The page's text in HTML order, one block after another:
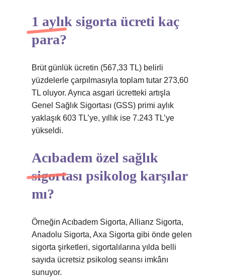
1 aylık sigorta ücreti kaç
para?
Brüt günlük ücretin (567,33 TL) belirli
yüzdelerle çarpılmasıyla toplam tutar 273,60
TL oluyor. Ayrıca asgari ücretteki artışla
Genel Sağlık Sigortası (GSS) primi aylık
yaklaşık 603 TL’ye, yıllık ise 7.243 TL’ye
yükseldi.
Acıbadem özel sağlık
sigortası psikolog karşılar
mı?
Örneğin Acıbadem Sigorta, Allianz Sigorta,
Anadolu Sigorta, Axa Sigorta gibi önde gelen
sigorta şirketleri, sigortalılarına yılda belli
sayıda ücretsiz psikolog seansı imkânı
sunuyor.